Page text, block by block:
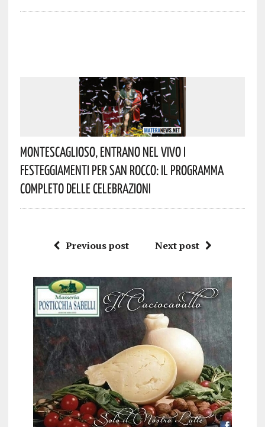
Montescaglioso, Entrano Nel Vivo I
Festeggiamenti Per San Rocco: Il Programma
Completo Delle Celebrazioni
Previous post Next post